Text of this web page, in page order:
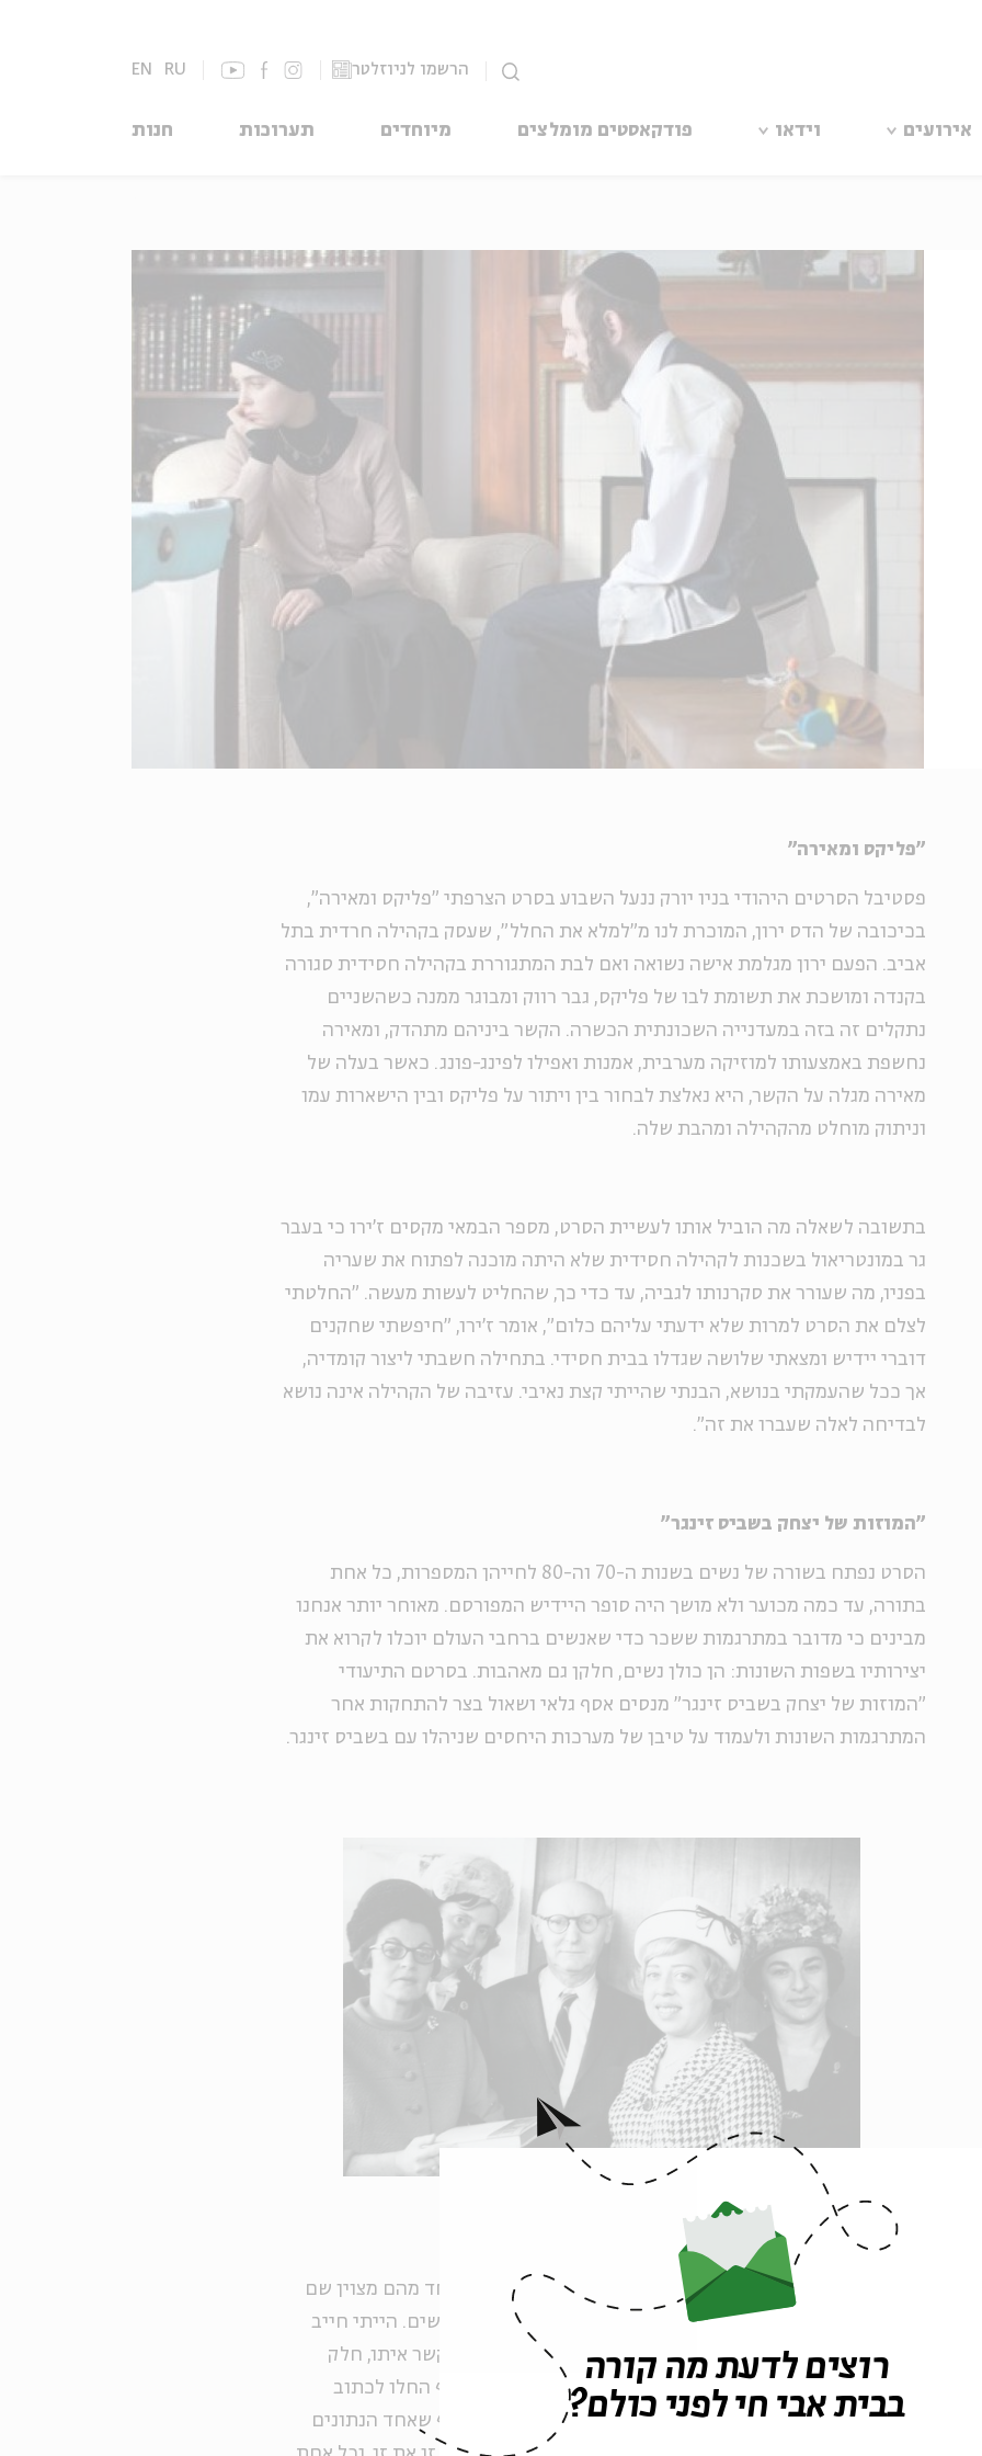
הרשמו לניוזלטר EN RU
אירועים וידאו פודקאסטים מומלצים מיוחדים תערוכות חנות
"פליקס ומאירה"
פסטיבל הסרטים היהודי בניו יורק ננעל השבוע בסרט הצרפתי "פליקס ומאירה",
בכיכובה של הדס ירון, המוכרת לנו מ"למלא את החלל", שעסק בקהילה חרדית בתל
אביב. הפעם ירון מגלמת אישה נשואה ואם לבת המתגוררת בקהילה חסידית סגורה
בקנדה ומושכת את תשומת לבו של פליקס, גבר רווק ומבוגר ממנה כשהשניים
נתקלים זה בזה במעדנייה השכונתית הכשרה. הקשר ביניהם מתהדק, ומאירה
נחשפת באמצעותו למוזיקה מערבית, אמנות ואפילו לפינג-פונג. כאשר בעלה של
מאירה מגלה על הקשר, היא נאלצת לבחור בין ויתור על פליקס ובין הישארות עמו
וניתוק מוחלט מהקהילה ומהבת שלה.
בתשובה לשאלה מה הוביל אותו לעשיית הסרט, מספר הבמאי מקסים ז'ירו כי בעבר
גר במונטריאול בשכנות לקהילה חסידית שלא היתה מוכנה לפתוח את שעריה
בפניו, מה שעורר את סקרנותו לגביה, עד כדי כך, שהחליט לעשות מעשה. "החלטתי
לצלם את הסרט למרות שלא ידעתי עליהם כלום", אומר ז'ירו, "חיפשתי שחקנים
דוברי יידיש ומצאתי שלושה שגדלו בבית חסידי. בתחילה חשבתי ליצור קומדיה,
אך ככל שהעמקתי בנושא, הבנתי שהייתי קצת נאיבי. עזיבה של הקהילה אינה נושא
לבדיחה לאלה שעברו את זה".
"המוזות של יצחק בשביס זינגר"
הסרט נפתח בשורה של נשים בשנות ה-70 וה-80 לחייהן המספרות, כל אחת
בתורה, עד כמה מכוער ולא מושך היה סופר היידיש המפורסם. מאוחר יותר אנחנו
מבינים כי מדובר במתרגמות ששכר כדי שאנשים ברחבי העולם יוכלו לקרוא את
יצירותיו בשפות השונות: הן כולן נשים, חלקן גם מאהבות. בסרטם התיעודי
"המוזות של יצחק בשביס זינגר" מנסים אסף גלאי ושאול בצר להתחקות אחר
המתרגמות השונות ולעמוד על טיבן של מערכות היחסים שניהלו עם בשביס זינגר.
בשביס זינגר והמאהבות... סליחה, מתרגמות (מתוך המוזות של יצחק בשביס זינגר)
גלאי מספר כי כשהחל לקרוא את כתביו, שם לב שבכל אחד ואחד מהם מצוין שם
של אישה בסוף הסיפור: "התחלתי לספור, ובסוף הגעתי ל-40 נשים. הייתי חייב
לדעת מה עומד מאחורי זה, וכך הגיע הרעיון לסרט. בעקבות הקשר איתו, חלק
מהמתרגמות הפכו את התרגום למקצוע העיקרי שלהן וחלקן אף החלו לכתוב
בעצמן". בצר מעיד כי לא היה קל לשכנע אותן להתראיין ומוסיף שאחד הנתונים
רוצים לדעת מה קורה
בבית אבי חי לפני כולם?